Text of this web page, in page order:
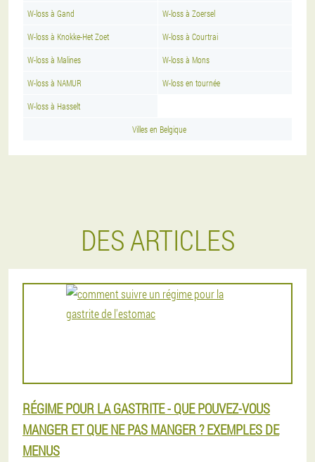
W-loss à Gand W-loss à Zoersel
W-loss à Knokke-Het Zoet W-loss à Courtrai
W-loss à Malines W-loss à Mons
W-loss à NAMUR W-loss en tournée
W-loss à Hasselt
Villes en Belgique
DES ARTICLES
RÉGIME POUR LA GASTRITE - QUE POUVEZ-VOUS
MANGER ET QUE NE PAS MANGER ? EXEMPLES DE
MENUS